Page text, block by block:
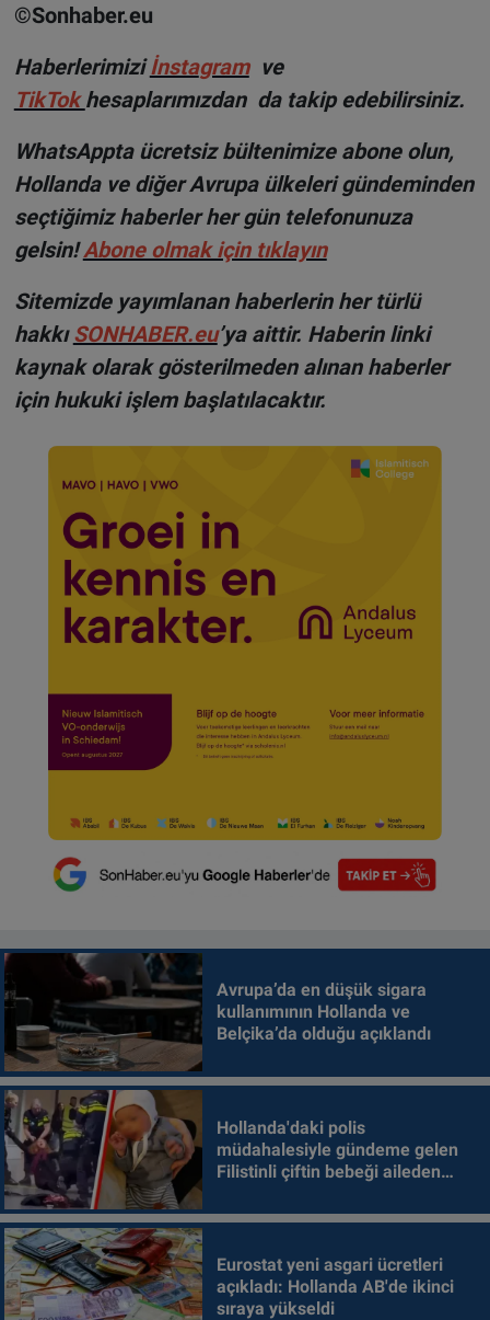
©Sonhaber.eu
Haberlerimiziİnstagram ve
TikTokhesaplarımızdan da takip edebilirsiniz.
WhatsAppta ücretsiz bültenimize abone olun,
Hollanda ve diğer Avrupa ülkeleri gündeminden
seçtiğimiz haberler her gün telefonunuza
gelsin!Abone olmak için tıklayın
Sitemizde yayımlanan haberlerin her türlü
hakkıSONHABER.eu’ya aittir. Haberin linki
kaynak olarak gösterilmeden alınan haberler
için hukuki işlem başlatılacaktır.
Avrupa’da en düşük sigara
kullanımının Hollanda ve
Belçika’da olduğu açıklandı
Hollanda'daki polis
müdahalesiyle gündeme gelen
Filistinli çiftin bebeği aileden
Eurostat yeni asgari ücretleri
açıkladı: Hollanda AB'de ikinci
sıraya yükseldi